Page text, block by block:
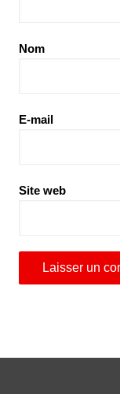
Nom
E-mail
Site web